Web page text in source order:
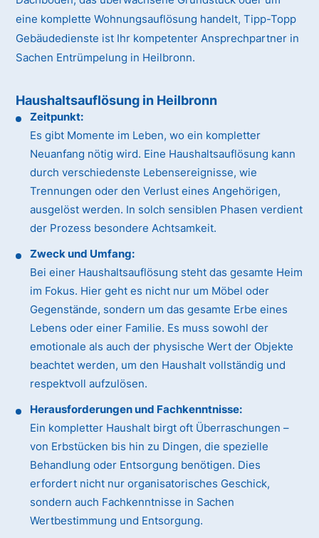
eine komplette Wohnungsauflösung handelt, Tipp-Topp
Gebäudedienste ist Ihr kompetenter Ansprechpartner in
Sachen Entrümpelung in Heilbronn.
Haushaltsauflösung in Heilbronn
Zeitpunkt:
Es gibt Momente im Leben, wo ein kompletter
Neuanfang nötig wird. Eine Haushaltsauflösung kann
durch verschiedenste Lebensereignisse, wie
Trennungen oder den Verlust eines Angehörigen,
ausgelöst werden. In solch sensiblen Phasen verdient
der Prozess besondere Achtsamkeit.
Zweck und Umfang:
Bei einer Haushaltsauflösung steht das gesamte Heim
im Fokus. Hier geht es nicht nur um Möbel oder
Gegenstände, sondern um das gesamte Erbe eines
Lebens oder einer Familie. Es muss sowohl der
emotionale als auch der physische Wert der Objekte
beachtet werden, um den Haushalt vollständig und
respektvoll aufzulösen.
Herausforderungen und Fachkenntnisse:
Ein kompletter Haushalt birgt oft Überraschungen –
von Erbstücken bis hin zu Dingen, die spezielle
Behandlung oder Entsorgung benötigen. Dies
erfordert nicht nur organisatorisches Geschick,
sondern auch Fachkenntnisse in Sachen
Wertbestimmung und Entsorgung.